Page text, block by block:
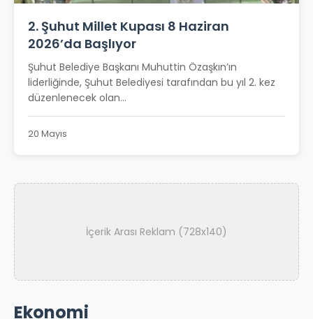
2. Şuhut Millet Kupası 8 Haziran
2026’da Başlıyor
Şuhut Belediye Başkanı Muhuttin Özaşkın’ın
liderliğinde, Şuhut Belediyesi tarafından bu yıl 2. kez
düzenlenecek olan...
20 Mayıs
İçerik Arası Reklam (728x140)
Ekonomi